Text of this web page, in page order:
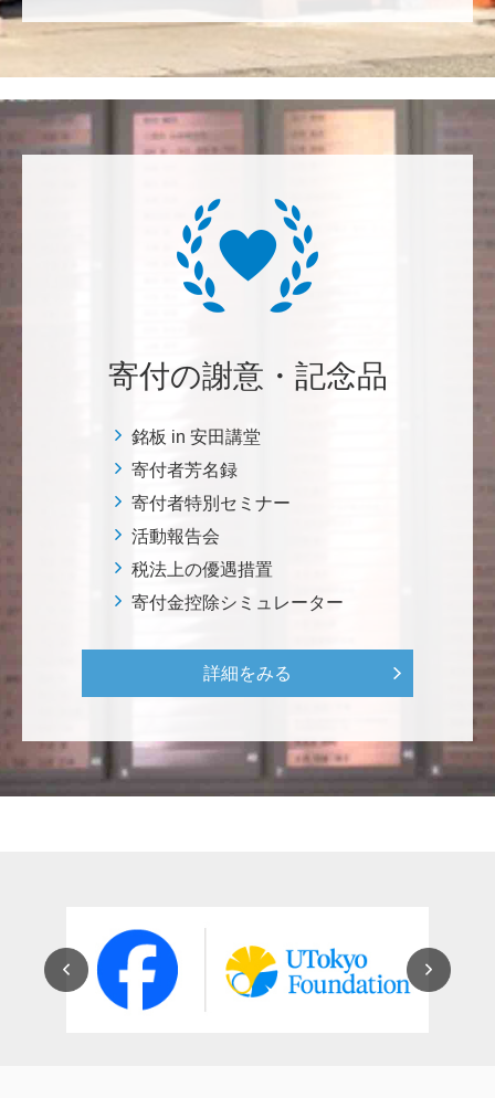
リー支援基金>
経済学部の卒業生です。消費税や為替、金利政策な
ど、国民生活に直結する経済政策への関心と議論が高
上に貢献することこそ東大経済の社会的責務だと感
じ、その一助となりたく寄付を決意いたしました。 <
経済学研究科・経済学部支援基金>
ます。 <東京大学附属図書館支援プロジェクト>
植物は、実は植物同士全世界の植物で繋がっている。
植物が未来に繋がっている。 地球や室内の空気清浄、
浄化作用を行っていて、綺麗クリーンにしてくれてい
る。 植物、素晴らしい。 世界の学会でも、子供たち
にも、植物の素晴らしさ、凄さを伝えていってほし
い。 後世、子供たちにも、３千年後も
美味しいお寿司、刺身、美味しい魚、美味しい日本
も未来永劫 美味しいお寿司、刺身、日本米を子供た
ち、孫たち、子々孫々へ <国際水産研究教育基金>
す。募金することにより、私自身も参加しているよう
な気持ちです。 <ソンマ・ヴェスヴィアーナ発掘調査
プロジェクト>
寄付の謝意・記念品
銘板 in 安田講堂
寄付者芳名録
寄付者特別セミナー
活動報告会
税法上の優遇措置
寄付金控除シミュレーター
詳細をみる